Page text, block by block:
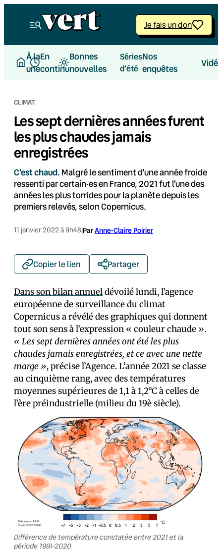
Je fais un don
À la
une
En
continu
Bonnes
nouvelles
Séries
d’été
Nos
enquêtes
CLIMAT
Les sept dernières années furent
les plus chaudes jamais
enregistrées
C'est chaud. Malgré le sentiment d'une année froide
ressenti par certain·es en France, 2021 fut l'une des
années les plus torrides pour la planète depuis les
premiers relevés, selon Copernicus.
11 janvier 2022 à 9h48|ParAnne-Claire Poirier
Copier le lien Partager
Dans son bilan annueldévoilé lundi, l’agence
européenne de surveillance du climat
Copernicus a révélé des graphiques qui donnent
tout son sens à l’expression « couleur chaude ».
« Les sept dernières années ont été les plus
chaudes jamais enregistrées, et ce avec une nette
marge », précise l’Agence. L’année 2021 se classe
au cinquième rang, avec des températures
moyennes supérieures de 1,1 à 1,2°C à celles de
l’ère préindustrielle (milieu du 19è siècle).
Différence de température constatée entre 2021 et la
période 1991-2020